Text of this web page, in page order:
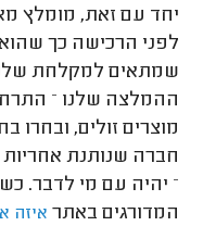
יחד עם זאת, מומלץ
לפני הרכישה כך
שמתאים למקלחת
ההמלצה שלנו –
מוצרים זולים,
חברה שנותנת
– יהיה עם מי לדבר.
המדורגים באתר איזה